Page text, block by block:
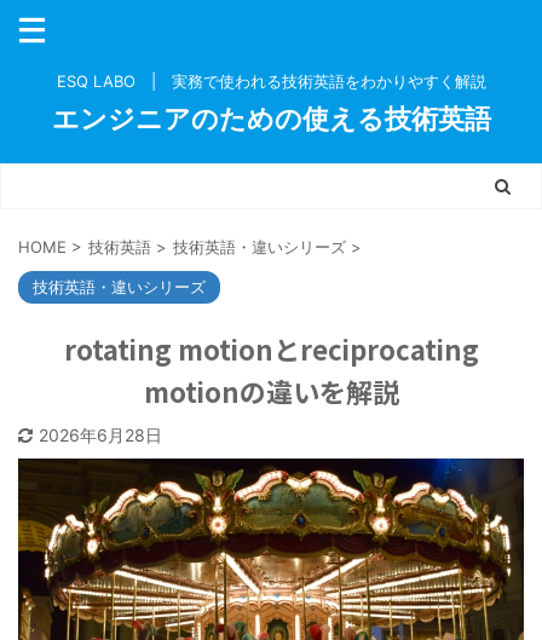
ESQ LABO | 実務で使われる技術英語をわかりやすく解説
エンジニアのための使える技術英語
HOME > 技術英語 > 技術英語・違いシリーズ >
技術英語・違いシリーズ
rotating motionとreciprocating
motionの違いを解説
2026年6月28日